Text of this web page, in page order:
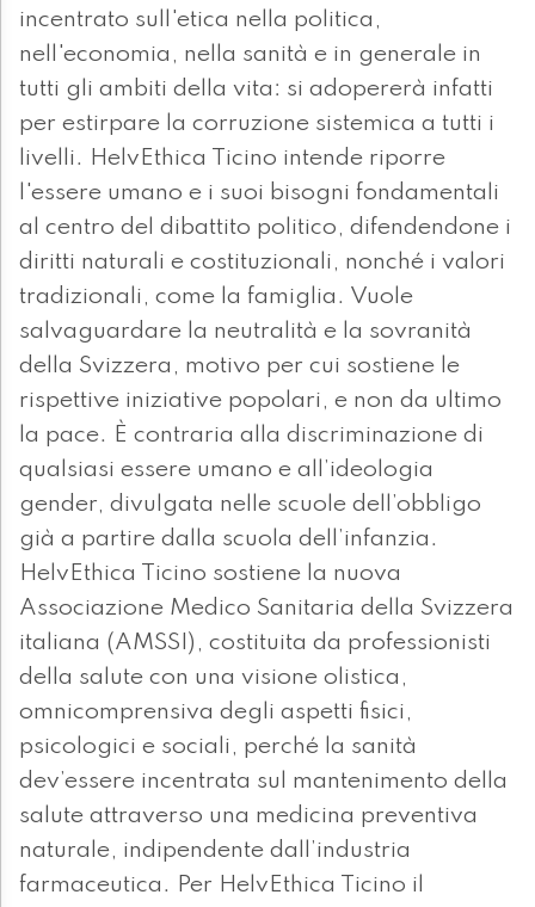
incentrato sull'etica nella politica,
nell'economia, nella sanità e in generale in
tutti gli ambiti della vita: si adopererà infatti
per estirpare la corruzione sistemica a tutti i
livelli. HelvEthica Ticino intende riporre
l'essere umano e i suoi bisogni fondamentali
al centro del dibattito politico, difendendone i
diritti naturali e costituzionali, nonché i valori
tradizionali, come la famiglia. Vuole
salvaguardare la neutralità e la sovranità
della Svizzera, motivo per cui sostiene le
rispettive iniziative popolari, e non da ultimo
la pace. È contraria alla discriminazione di
qualsiasi essere umano e all’ideologia
gender, divulgata nelle scuole dell’obbligo
già a partire dalla scuola dell’infanzia.
HelvEthica Ticino sostiene la nuova
Associazione Medico Sanitaria della Svizzera
italiana (AMSSI), costituita da professionisti
della salute con una visione olistica,
omnicomprensiva degli aspetti fisici,
psicologici e sociali, perché la sanità
dev’essere incentrata sul mantenimento della
salute attraverso una medicina preventiva
naturale, indipendente dall’industria
farmaceutica. Per HelvEthica Ticino il